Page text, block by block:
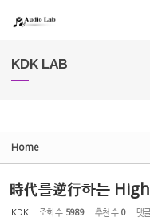
KDK LAB
Home
時代를逆行하는
KDK 조회 수 5989 추천 수 0 댓